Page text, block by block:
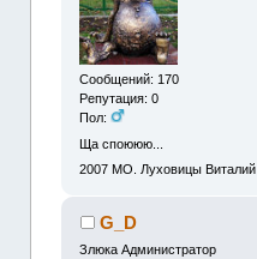
Сообщений: 170
Репутация: 0
Пол:
Ща споююю...
2007 МО. Луховицы Виталий
G_D
Злюка Администратор